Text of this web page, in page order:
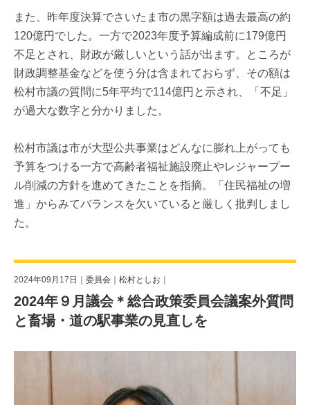
また、昨年度決算でさいたま市の黒字額は過去最高の約
120億円でした。一方で2023年度予算編成前に179億円
不足とされ、財政が厳しいという話が出ます。ところが
財政調整基金などを使う分は含まれておらず、その額は
松村市議の質問に5年平均で114億円と示され、「不足」
が過大な数字と分かりました。
松村市議は市が大型公共事業はどんなに膨れ上がっても
予算をつける一方で高齢者福祉施設廃止やレジャープー
ル削減の方針を進めてきたことを指摘。「住民福祉の増
進」からみてバランスを欠いていると厳しく批判しまし
た。
2024年09月17日｜ 委員会 松村としお
2024年９月議会＊総合政策委員会議案外質問
と畜場・道の駅事業の見直しを